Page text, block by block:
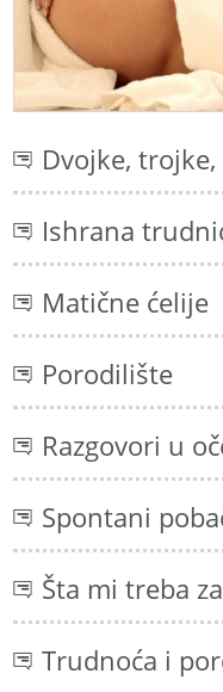
Dvojke,
Ishrana
Matične ćelije
Porodilište
Razgovori u
Spontani
Šta mi treba
Trudnoća i